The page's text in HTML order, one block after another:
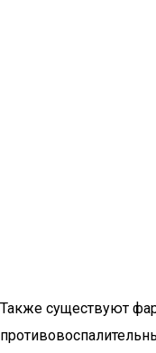
Также существуют